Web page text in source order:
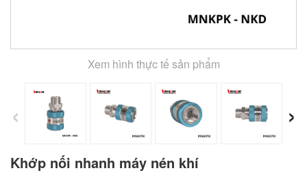
Xem hình thực tế sản phẩm
‹ ›
Khớp nối nhanh máy nén khí